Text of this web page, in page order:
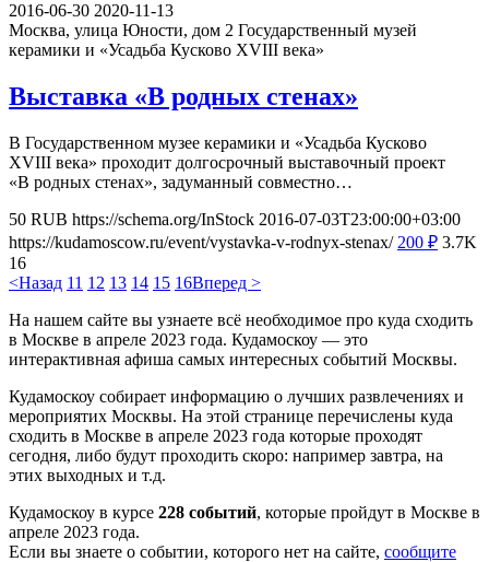
2016-06-30 2020-11-13
Москва, улица Юности, дом 2 Государственный музей
керамики и «Усадьба Кусково XVIII века»
Выставка «В родных стенах»
В Государственном музее керамики и «Усадьба Кусково
XVIII века» проходит долгосрочный выставочный проект
«В родных стенах», задуманный совместно…
50 RUB https://schema.org/InStock 2016-07-03T23:00:00+03:00
https://kudamoscow.ru/event/vystavka-v-rodnyx-stenax/ 200 ₽ 3.7K
16
<Назад 11 12 13 14 15 16Вперед >
На нашем сайте вы узнаете всё необходимое про куда сходить
в Москве в апреле 2023 года. Кудамоскоу — это
интерактивная афиша самых интересных событий Москвы.
Кудамоскоу собирает информацию о лучших развлечениях и
мероприятих Москвы. На этой странице перечислены куда
сходить в Москве в апреле 2023 года которые проходят
сегодня, либо будут проходить скоро: например завтра, на
этих выходных и т.д.
Кудамоскоу в курсе 228 событий, которые пройдут в Москве в
апреле 2023 года.
Если вы знаете о событии, которого нет на сайте, сообщите